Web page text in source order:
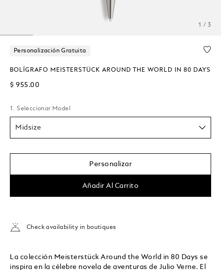
1 / 3
Personalización Gratuita
BOLÍGRAFO MEISTERSTÜCK AROUND THE WORLD IN 80 DAYS
$ 955.00
1. Seleccionar Model
Midsize
Personalizar
Añadir Al Carrito
Check availability in boutiques
La colección Meisterstück Around the World in 80 Days se
inspira en la célebre novela de aventuras de Julio Verne. El